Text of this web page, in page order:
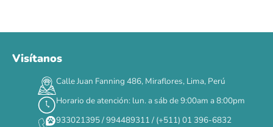
DÍAS HORAS MIN SEG
✕
Visítanos
Calle Juan Fanning 486, Miraflores, Lima, Perú
Horario de atención: lun. a sáb de 9:00am a 8:00pm
933021395 / 994489311 / (+511) 01 396-6832